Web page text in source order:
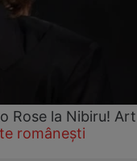
Rose la Nibiru!
românești